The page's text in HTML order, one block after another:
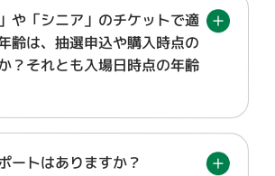
や「シニア」のチケットで適
齢は、抽選申込や購入時点の
？それとも入場日時点の年齢
ートはありますか？